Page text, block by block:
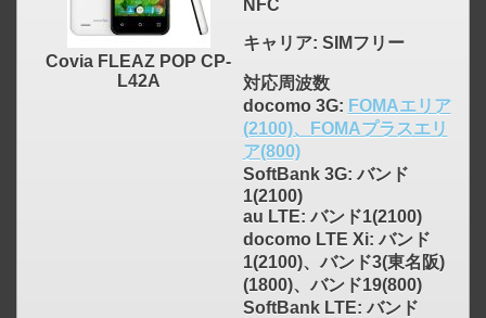
Covia FLEAZ POP CP-
L42A
NFC
キャリア: SIMフリー
対応周波数
docomo 3G: FOMAエリア
(2100)、FOMAプラスエリ
ア(800)
SoftBank 3G: バンド
1(2100)
au LTE: バンド1(2100)
docomo LTE Xi: バンド
1(2100)、バンド3(東名阪)
(1800)、バンド19(800)
SoftBank LTE: バンド